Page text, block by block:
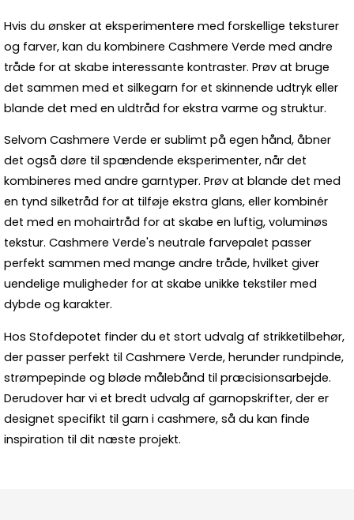
Hvis du ønsker at eksperimentere med forskellige teksturer
og farver, kan du kombinere Cashmere Verde med andre
tråde for at skabe interessante kontraster. Prøv at bruge
det sammen med et silkegarn for et skinnende udtryk eller
blande det med en uldtråd for ekstra varme og struktur.
Selvom Cashmere Verde er sublimt på egen hånd, åbner
det også døre til spændende eksperimenter, når det
kombineres med andre garntyper. Prøv at blande det med
en tynd silketråd for at tilføje ekstra glans, eller kombinér
det med en mohairtråd for at skabe en luftig, voluminøs
tekstur. Cashmere Verde's neutrale farvepalet passer
perfekt sammen med mange andre tråde, hvilket giver
uendelige muligheder for at skabe unikke tekstiler med
dybde og karakter.
Hos Stofdepotet finder du et stort udvalg af strikketilbehør,
der passer perfekt til Cashmere Verde, herunder rundpinde,
strømpepinde og bløde målebånd til præcisionsarbejde.
Derudover har vi et bredt udvalg af garnopskrifter, der er
designet specifikt til garn i cashmere, så du kan finde
inspiration til dit næste projekt.